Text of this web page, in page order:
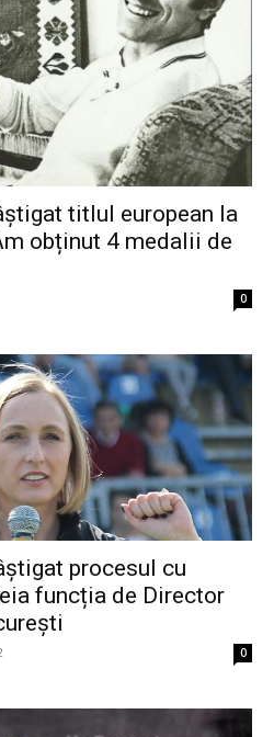
titlul european la
obținut 4 medalii de
0
procesul cu
funcția de Director
0